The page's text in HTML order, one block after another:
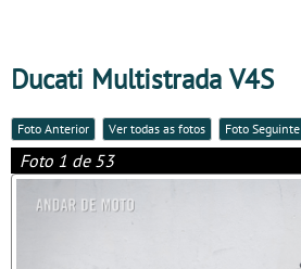
Ducati Multistrada V4S
Foto Anterior Ver todas as fotos Foto Seguinte
Foto 1 de 53